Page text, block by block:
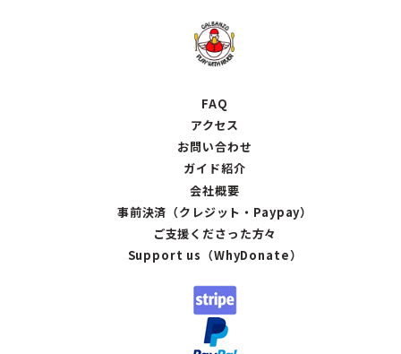
FAQ
アクセス
お問い合わせ
ガイド紹介
会社概要
事前決済（クレジット・Paypay）
ご支援くださった方々
Support us（WhyDonate）